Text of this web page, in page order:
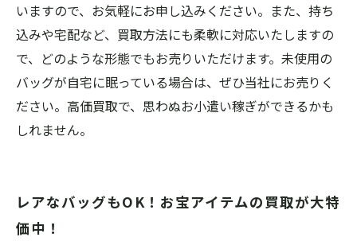
いますので、お気軽にお申し込みください。また、持ち
込みや宅配など、買取方法にも柔軟に対応いたしますの
で、どのような形態でもお売りいただけます。未使用の
バッグが自宅に眠っている場合は、ぜひ当社にお売りく
ださい。高価買取で、思わぬお小遣い稼ぎができるかも
しれません。
レアなバッグもOK！お宝アイテムの買取が大特
価中！